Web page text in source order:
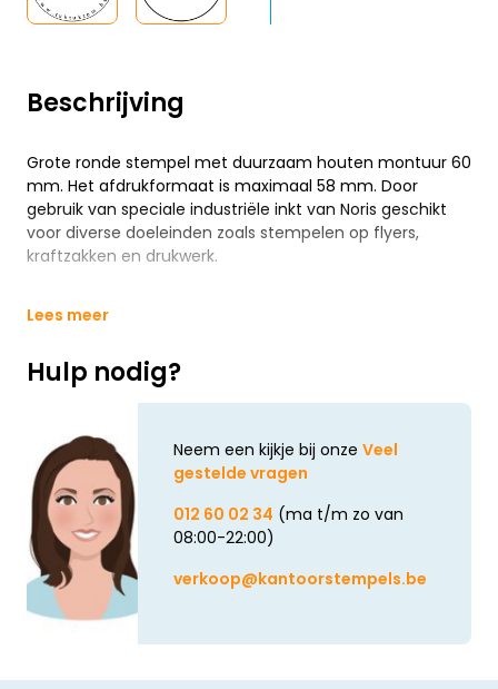
Beschrijving
Grote ronde stempel met duurzaam houten montuur 60
mm. Het afdrukformaat is maximaal 58 mm. Door
gebruik van speciale industriële inkt van Noris geschikt
voor diverse doeleinden zoals stempelen op flyers,
kraftzakken en drukwerk.
Lees meer
Hulp nodig?
Neem een kijkje bij onze Veel
gestelde vragen
012 60 02 34 (ma t/m zo van
08:00-22:00)
verkoop@kantoorstempels.be